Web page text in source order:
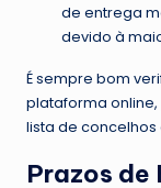
de entrega
devido à
É sempre bom
plataforma online,
lista de concelhos
Prazos de